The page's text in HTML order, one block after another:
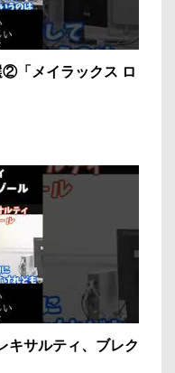
②「メイラックス ロ
キサルティ、ブレク